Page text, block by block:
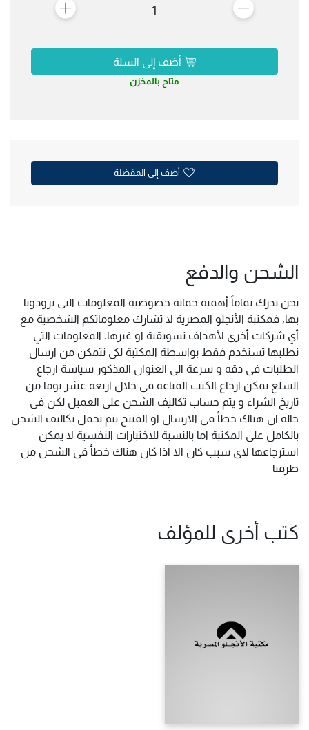
1
أضف إلى السلة
متاح بالمخزن
أضف إلى المفضلة
الشحن والدفع
نحن ندرك تماماً أهمية حماية خصوصية المعلومات التي تزودونا
بها, فمكتبة الأنجلو المصرية لا تشارك معلوماتكم الشخصية مع
أي شركات أخرى لأهداف تسويقية او غيرها. المعلومات التي
نطلبها تستخدم فقط بواسطة المكتبة لكى نتمكن من ارسال
الطلبات فى دقه و سرعة الى العنوان المذكور سياسة ارجاع
السلع يمكن ارجاع الكتب المباعة فى خلال اربعة عشر يوما من
تاريخ الشراء و يتم حساب تكاليف الشحن على العميل لكن فى
حاله ان هناك خطأ فى الارسال او المنتج يتم تحمل تكاليف الشحن
بالكامل على المكتبة اما بالنسبة للاختبارات النفسية لا يمكن
استرجاعها لاى سبب كان الا اذا كان هناك خطأ فى الشحن من
طرفنا
كتب أخرى للمؤلف